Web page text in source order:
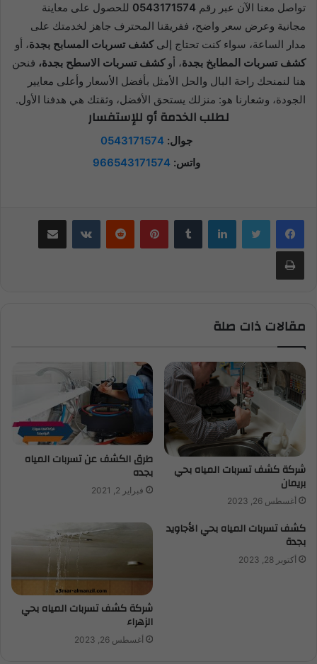
تواصل معنا الآن عبر رقم 0543171574 للحصول على معاينة
مجانية وعرض سعر واضح، ففريقنا المحترف جاهز لخدمتك على
مدار الساعة، سواء كنت تحتاج إلىكشف تسربات المسابح بجدة، أو
كشف تسربات المطابخ بجدة، أوكشف تسربات الاسطح بجدة، فنحن
هنا لنمنحك راحة البال والحل الأمثل بأفضل الأسعار وأعلى معايير
الجودة، وشعارنا هو: منزلك يستحق الأفضل، وثقتك هي هدفنا الأول.
لطلب الخدمة أو للإستفسار
جوال:0543171574
واتس:966543171574
لينكدإن بينتيريست مشاركة عبر البريد
طباعة
مقالات ذات صلة
شركة كشف تسربات المياه بحي
بريمان
أغسطس 26, 2023
طرق الكشف عن تسربات المياه
بجده
فبراير 2, 2021
كشف تسربات المياه بحي الأجاويد
بجدة
أكتوبر 28, 2023
شركة كشف تسربات المياه بحي
الزهراء
أغسطس 26, 2023